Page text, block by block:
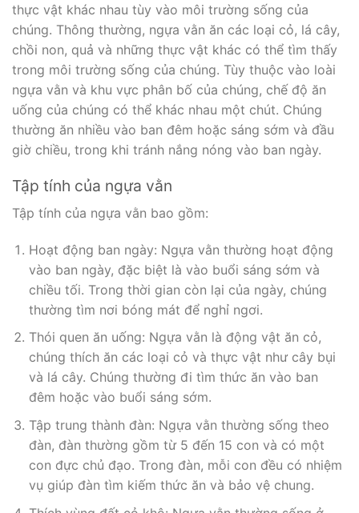
thực vật khác nhau tùy vào môi trường sống của
chúng. Thông thường, ngựa vằn ăn các loại cỏ, lá cây,
chồi non, quả và những thực vật khác có thể tìm thấy
trong môi trường sống của chúng. Tùy thuộc vào loài
ngựa vằn và khu vực phân bố của chúng, chế độ ăn
uống của chúng có thể khác nhau một chút. Chúng
thường ăn nhiều vào ban đêm hoặc sáng sớm và đầu
giờ chiều, trong khi tránh nắng nóng vào ban ngày.
Tập tính của ngựa vằn
Tập tính của ngựa vằn bao gồm:
Hoạt động ban ngày: Ngựa vằn thường hoạt động
vào ban ngày, đặc biệt là vào buổi sáng sớm và
chiều tối. Trong thời gian còn lại của ngày, chúng
thường tìm nơi bóng mát để nghỉ ngơi.
Thói quen ăn uống: Ngựa vằn là động vật ăn cỏ,
chúng thích ăn các loại cỏ và thực vật như cây bụi
và lá cây. Chúng thường đi tìm thức ăn vào ban
đêm hoặc vào buổi sáng sớm.
Tập trung thành đàn: Ngựa vằn thường sống theo
đàn, đàn thường gồm từ 5 đến 15 con và có một
con đực chủ đạo. Trong đàn, mỗi con đều có nhiệm
vụ giúp đàn tìm kiếm thức ăn và bảo vệ chung.